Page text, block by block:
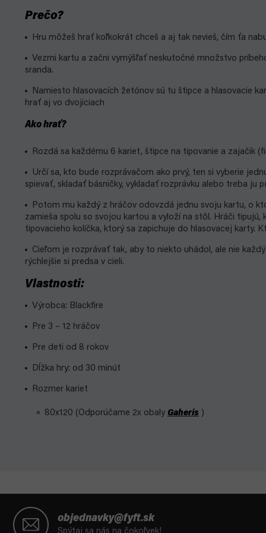
Prečo?
Hru môžeš hrať koľkokrát chceš a aj tak nevieš, čím ťa
Vezmi kartu a začni vymýšľať neskutočné množstvo
sranda.
Namiesto hlasovacích žetónov sú tu štipce a hlasovacie
hrať aj vo dvojiciach
Ako hrať?
Rozdá sa každému 6 kariet, štipce na tipovanie a zajačik
Určí sa, kto bude rozprávačom ako prvý, ten si vyberie
spievať, skladať básničky, vykladať rozprávku alebo treba ju
Potom mu každý z hráčov odovzdá jednu svoju kartu, o
zamieša spolu so svojou kartou a vyloží na stôl. Hráči
tipovacieho kolíčka, ktorý sa zapichuje do hlasovacej karty.
Cieľom je rozprávať tak, aby to niekto uhádol, ale nie
rýchlejšie si predsa v cieli.
Vlastnosti:
Výrobca: Blackfire
Pre 3 – 12 hráčov
Pre deti od 8 rokov
Dĺžka hry: od 30 minút
Rozmer kariet
80x120 (Odporúčame 2x obaly Gaheris )
objednavky@fyft.sk